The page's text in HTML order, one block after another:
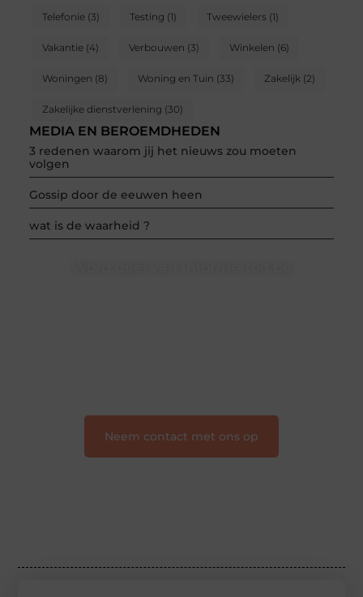
Telefonie(3) Testing (1) Tweewielers(1)
Vakantie(4) Verbouwen (3) Winkelen (6)
Woningen (8) Woning en Tuin (33) Zakelijk (2)
Zakelijke dienstverlening (30)
MEDIA EN BEROEMDHEDEN
3 redenen waarom jij het nieuws zou moeten
volgen
Gossip door de eeuwen heen
wat is de waarheid ?
Neem contact met ons op